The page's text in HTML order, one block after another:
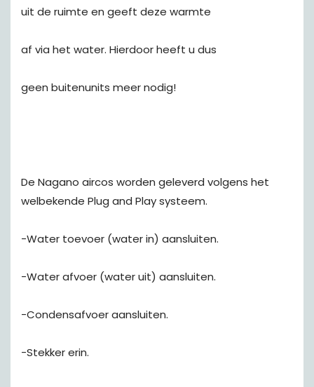
uit de ruimte en geeft deze warmte
af via het water. Hierdoor heeft u dus
geen buitenunits meer nodig!
De Nagano aircos worden geleverd volgens het
welbekende Plug and Play systeem.
-Water toevoer (water in) aansluiten.
-Water afvoer (water uit) aansluiten.
-Condensafvoer aansluiten.
-Stekker erin.